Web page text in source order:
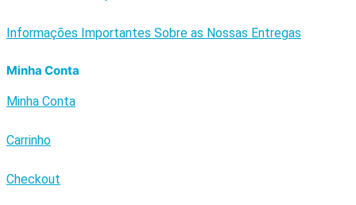
Informações Importantes Sobre as Nossas Entregas
Minha Conta
Minha Conta
Carrinho
Checkout